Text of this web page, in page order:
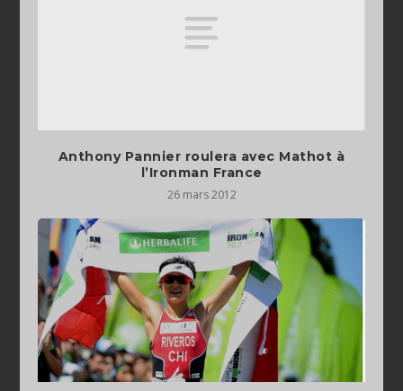
Anthony Pannier roulera avec Mathot à
l’Ironman France
26 mars 2012